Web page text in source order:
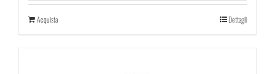
Acquista Dettagli